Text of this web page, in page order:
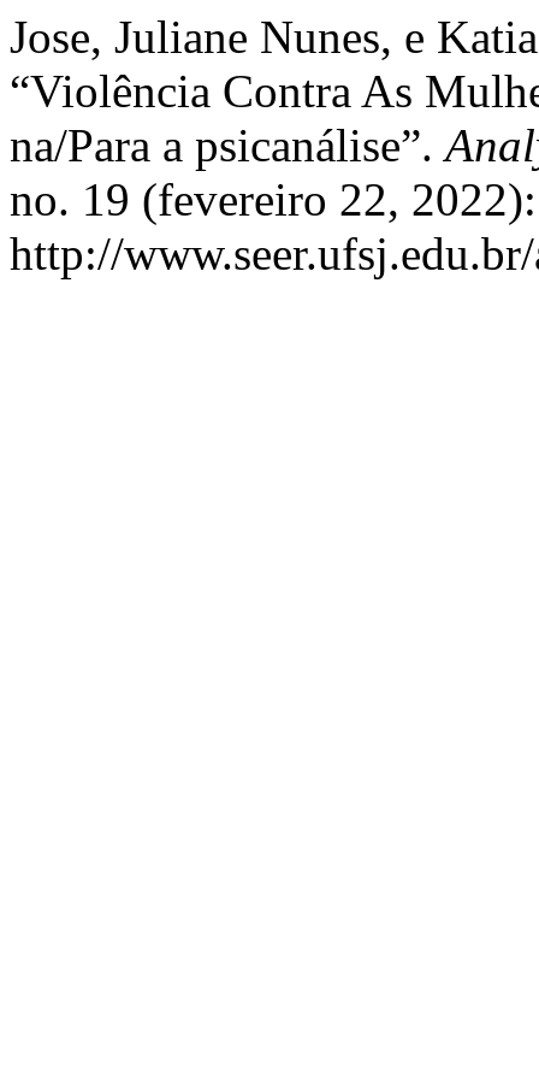
Jose, Juliane Nunes, e
“Violência Contra As
na/Para a psicanálise”.
no. 19 (fevereiro 22,
http://